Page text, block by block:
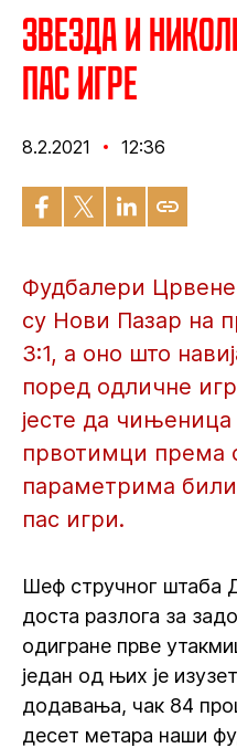
Звезда и
пас игре
8.2.2021 12:36
Фудбалери
су Нови Пазар на
3:1, а оно што
поред одличне
јесте да
првотимци према
параметрима
пас игри.
Шеф стручног штаба
доста разлога за
одигране прве
један од њих је
додавања, чак 84
десет метара наши